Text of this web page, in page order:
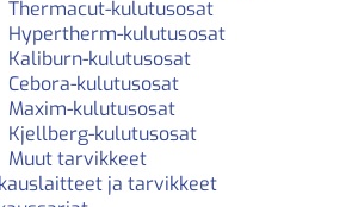
Thermacut-kulutusosat
Hypertherm-kulutusosat
Kaliburn-kulutusosat
Cebora-kulutusosat
Maxim-kulutusosat
Kjellberg-kulutusosat
Muut tarvikkeet
ja tarvikkeet